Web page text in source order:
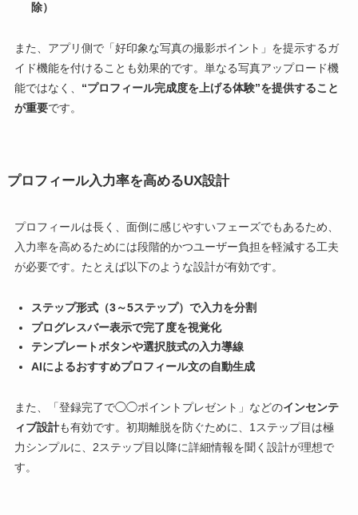
除）
また、アプリ側で「好印象な写真の撮影ポイント」を提示するガ
イド機能を付けることも効果的です。単なる写真アップロード機
能ではなく、 “プロフィール完成度を上げる体験”を提供すること
が重要です。
プロフィール入力率を高めるUX設計
プロフィールは長く、面倒に感じやすいフェーズでもあるため、
入力率を高めるためには段階的かつユーザー負担を軽減する工夫
が必要です。たとえば以下のような設計が有効です。
ステップ形式（3～5ステップ）で入力を分割
プログレスバー表示で完了度を視覚化
テンプレートボタンや選択肢式の入力導線
AIによるおすすめプロフィール文の自動生成
また、「登録完了で◯◯ポイントプレゼント」などのインセンテ
ィブ設計も有効です。初期離脱を防ぐために、1ステップ目は極
力シンプルに、2ステップ目以降に詳細情報を聞く設計が理想で
す。